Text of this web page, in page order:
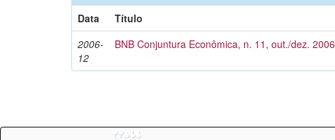
Data
Título
2006-
12
BNB Conjuntura Econômica, n. 11, out./dez. 2006